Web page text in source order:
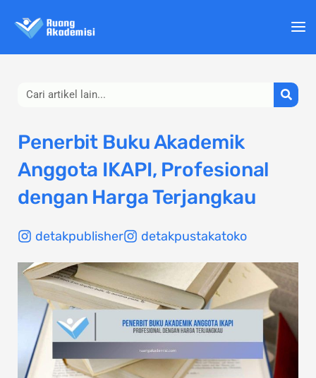
konten
Search
Penerbit Buku Akademik
Anggota IKAPI, Profesional
dengan Harga Terjangkau
detakpublisher detakpustakatoko